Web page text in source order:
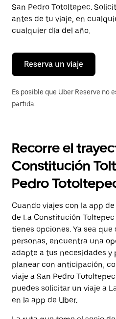
para
cerrar
el
calendario.
San Pedro Totoltepec.
antes de tu viaje, en
cualquier día del año.
Reserva un viaje
Es posible que Uber Reserve no
partida.
Recorre el
Constitución
Pedro
Cuando viajes con la app
de La Constitución
tienes opciones. Ya sea que
personas, encuentra una
adapte a tus necesidades y
planear con anticipación,
viaje a San Pedro
puedes solicitar un viaje a
en la app de Uber.